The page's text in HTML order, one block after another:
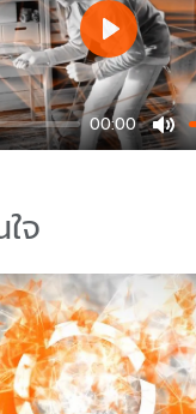
00:00
Play
จ